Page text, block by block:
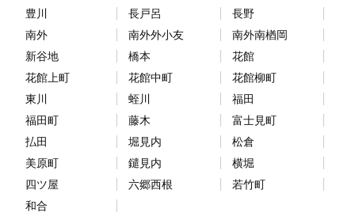
豊川
長戸呂
長野
南外
南外外小友
南外南楢岡
新谷地
橋本
花館
花館上町
花館中町
花館柳町
東川
蛭川
福田
福田町
藤木
富士見町
払田
堀見内
松倉
美原町
鑓見内
横堀
四ツ屋
六郷西根
若竹町
和合